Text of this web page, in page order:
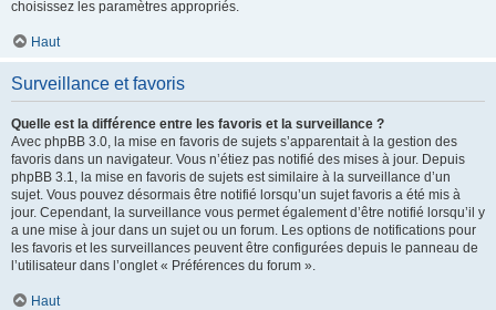
choisissez les paramètres appropriés.
Haut
Surveillance et favoris
Quelle est la différence entre les favoris et la surveillance ?
Avec phpBB 3.0, la mise en favoris de sujets s’apparentait à la gestion des
favoris dans un navigateur. Vous n’étiez pas notifié des mises à jour. Depuis
phpBB 3.1, la mise en favoris de sujets est similaire à la surveillance d’un
sujet. Vous pouvez désormais être notifié lorsqu’un sujet favoris a été mis à
jour. Cependant, la surveillance vous permet également d’être notifié lorsqu’il y
a une mise à jour dans un sujet ou un forum. Les options de notifications pour
les favoris et les surveillances peuvent être configurées depuis le panneau de
l’utilisateur dans l’onglet « Préférences du forum ».
Haut